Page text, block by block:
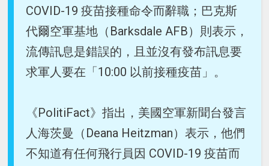
COVID-19 疫苗接種命令而辭職；巴克斯
代爾空軍基地（Barksdale AFB）則表示，
流傳訊息是錯誤的，且並沒有發布訊息要
求軍人要在「10:00 以前接種疫苗」。
《PolitiFact》指出，美國空軍新聞台發言
人海茨曼（Deana Heitzman）表示，他們
不知道有任何飛行員因 COVID-19 疫苗而